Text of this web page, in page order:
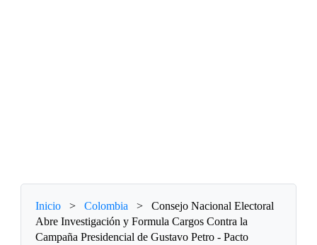
Inicio > Colombia >
Consejo Nacional Electoral
Abre Investigación y Formula Cargos Contra la
Campaña Presidencial de Gustavo Petro - Pacto